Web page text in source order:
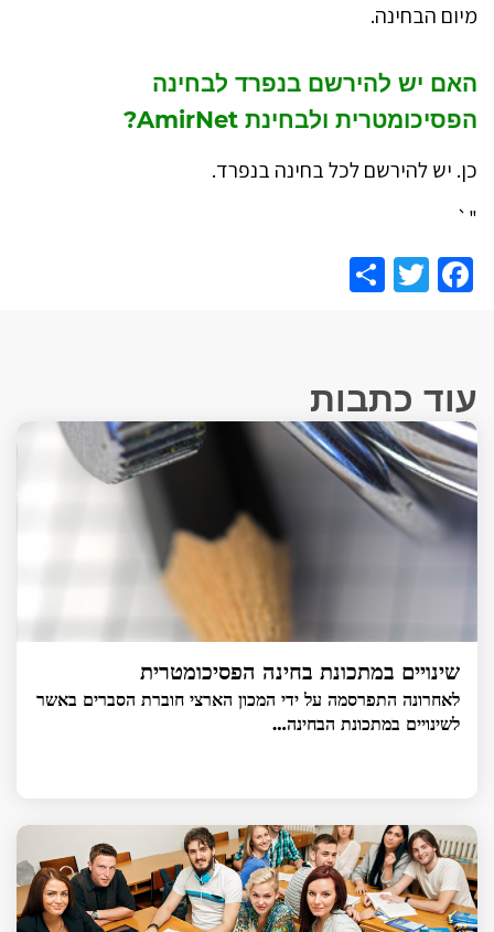
מיום הבחינה.
האם יש להירשם בנפרד לבחינה
הפסיכומטרית ולבחינת AmirNet?
כן. יש להירשם לכל בחינה בנפרד.
"`
Facebook
Twitter
עוד כתבות
שינויים במתכונת בחינה הפסיכומטרית
לאחרונה התפרסמה על ידי המכון הארצי חוברת הסברים באשר
לשינויים במתכונת הבחינה…